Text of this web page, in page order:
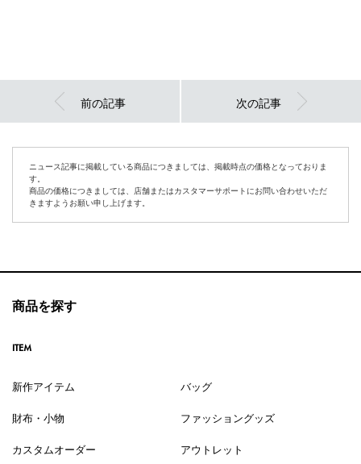
前の記事 次の記事
ニュース記事に掲載している商品につきましては、掲載時点の価格となっておりま
す。
商品の価格につきましては、店舗またはカスタマーサポートにお問い合わせいただ
きますようお願い申し上げます。
商品を探す
ITEM
新作アイテム バッグ
財布・小物 ファッショングッズ
カスタムオーダー アウトレット